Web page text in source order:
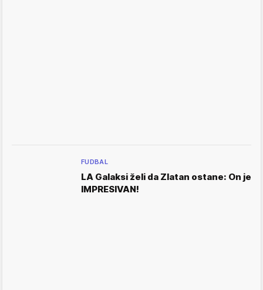
FUDBAL
LA Galaksi želi da Zlatan ostane: On je
IMPRESIVAN!